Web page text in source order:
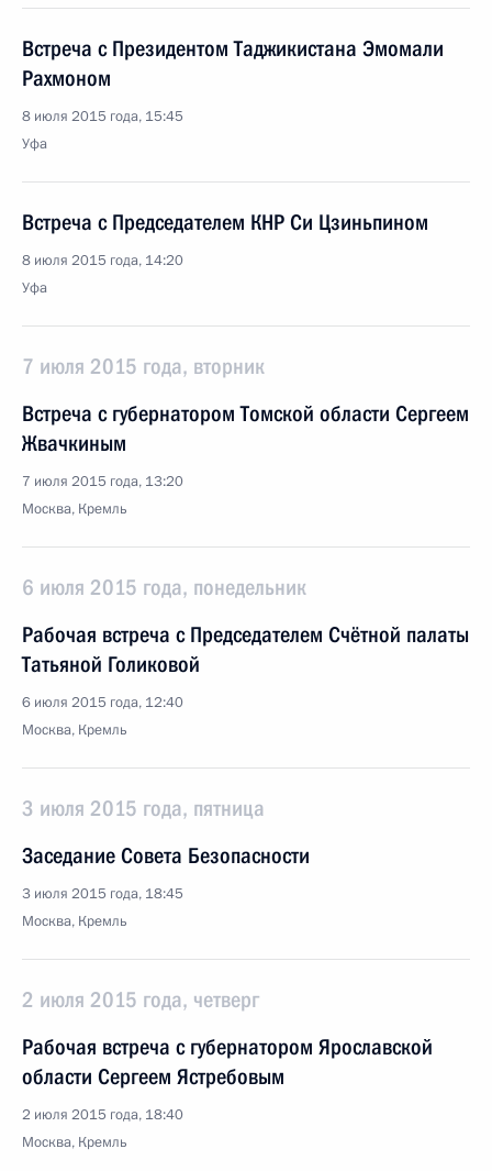
Встреча с Президентом Таджикистана Эмомали
Рахмоном
8 июля 2015 года, 15:45
Уфа
Встреча с Председателем КНР Си Цзиньпином
8 июля 2015 года, 14:20
Уфа
7 июля 2015 года, вторник
Встреча с губернатором Томской области Сергеем
Жвачкиным
7 июля 2015 года, 13:20
Москва, Кремль
6 июля 2015 года, понедельник
Рабочая встреча с Председателем Счётной палаты
Татьяной Голиковой
6 июля 2015 года, 12:40
Москва, Кремль
3 июля 2015 года, пятница
Заседание Совета Безопасности
3 июля 2015 года, 18:45
Москва, Кремль
2 июля 2015 года, четверг
Рабочая встреча с губернатором Ярославской
области Сергеем Ястребовым
2 июля 2015 года, 18:40
Москва, Кремль